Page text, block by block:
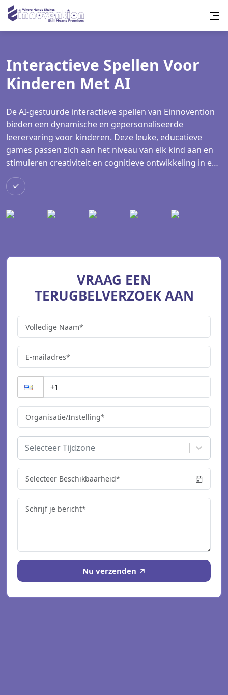
Interactieve Spellen Voor
Kinderen Met AI
De AI-gestuurde interactieve spellen van Einnovention
bieden een dynamische en gepersonaliseerde
leerervaring voor kinderen. Deze leuke, educatieve
games passen zich aan het niveau van elk kind aan en
stimuleren creativiteit en cognitieve ontwikkeling in een
veilige en boeiende omgeving. Met functies zoals
stemherkenning, realtime feedback en gamed learning
kans voor groei en educatie.
VRAAG EEN
TERUGBELVERZOEK AAN
Selecteer Tijdzone
Nu verzenden